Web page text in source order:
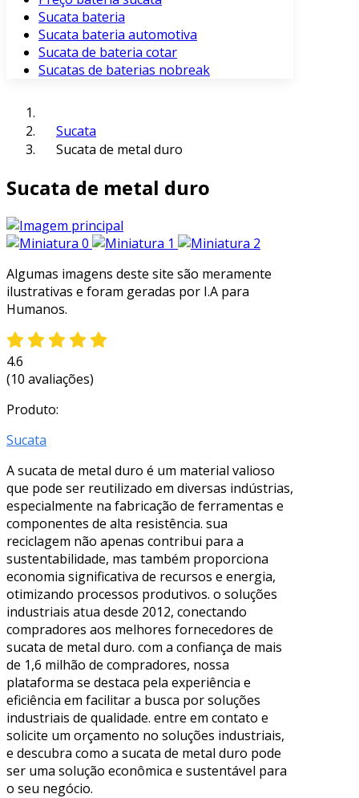
Sucata bateria
Sucata bateria automotiva
Sucata de bateria cotar
Sucatas de baterias nobreak
Sucata
Sucata de metal duro
Sucata de metal duro
Algumas imagens deste site são meramente
ilustrativas e foram geradas por I.A para
Humanos.
4.6
(10 avaliações)
Produto:
Sucata
A sucata de metal duro é um material valioso
que pode ser reutilizado em diversas indústrias,
especialmente na fabricação de ferramentas e
componentes de alta resistência. sua
reciclagem não apenas contribui para a
sustentabilidade, mas também proporciona
economia significativa de recursos e energia,
otimizando processos produtivos. o soluções
industriais atua desde 2012, conectando
compradores aos melhores fornecedores de
sucata de metal duro. com a confiança de mais
de 1,6 milhão de compradores, nossa
plataforma se destaca pela experiência e
eficiência em facilitar a busca por soluções
industriais de qualidade. entre em contato e
solicite um orçamento no soluções industriais,
e descubra como a sucata de metal duro pode
ser uma solução econômica e sustentável para
o seu negócio.